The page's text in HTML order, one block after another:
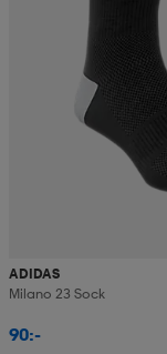
ADIDAS
Milano 23 Sock
90:-